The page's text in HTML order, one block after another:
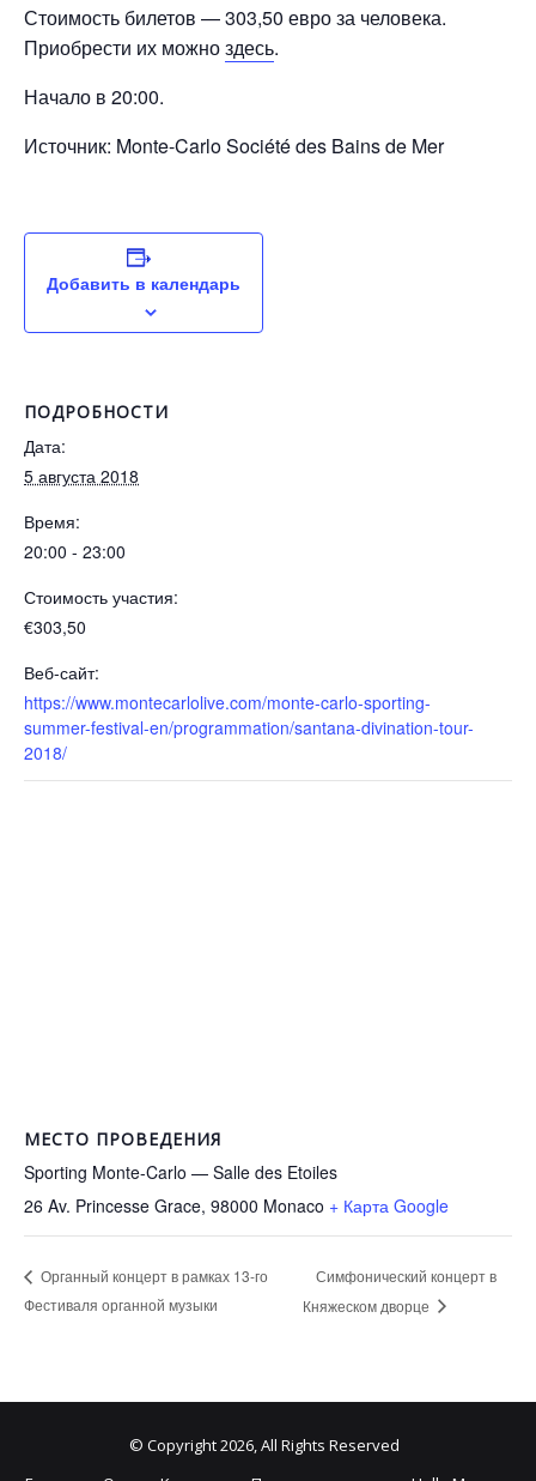
Стоимость билетов — 303,50 евро за человека.
Приобрести их можноздесь.
Начало в 20:00.
Источник: Monte-Carlo Société des Bains de Mer
Добавить в календарь
ПОДРОБНОСТИ
Дата:
5 августа 2018
Время:
20:00 - 23:00
Стоимость участия:
€303,50
Веб-сайт:
https://www.montecarlolive.com/monte-carlo-sporting-
summer-festival-en/programmation/santana-divination-tour-
2018/
МЕСТО ПРОВЕДЕНИЯ
Sporting Monte-Carlo — Salle des Etoiles
26 Av. Princesse Grace, 98000 Monaco + Карта Google
Органный концерт в рамках 13-го
Фестиваля органной музыки
Симфонический концерт в
Княжеском дворце
© Copyright 2026, All Rights Reserved